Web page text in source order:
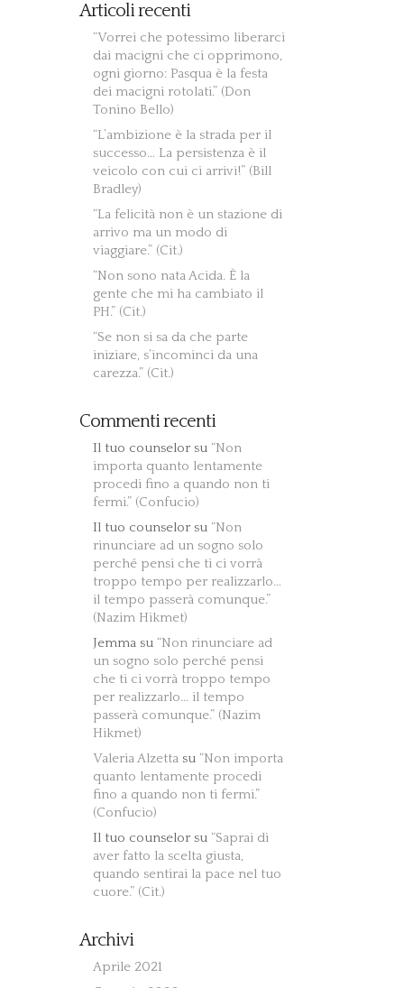
Articoli recenti
“Vorrei che potessimo liberarci
dai macigni che ci opprimono,
ogni giorno: Pasqua è la festa
dei macigni rotolati.” (Don
Tonino Bello)
“L’ambizione è la strada per il
successo… La persistenza è il
veicolo con cui ci arrivi!” (Bill
Bradley)
“La felicità non è un stazione di
arrivo ma un modo di
viaggiare.” (Cit.)
“Non sono nata Acida. È la
gente che mi ha cambiato il
PH.” (Cit.)
“Se non si sa da che parte
iniziare, s’incominci da una
carezza.” (Cit.)
Commenti recenti
Il tuo counselor su “Non
importa quanto lentamente
procedi fino a quando non ti
fermi.” (Confucio)
Il tuo counselor su “Non
rinunciare ad un sogno solo
perché pensi che ti ci vorrà
troppo tempo per realizzarlo…
il tempo passerà comunque.”
(Nazim Hikmet)
Jemma su “Non rinunciare ad
un sogno solo perché pensi
che ti ci vorrà troppo tempo
per realizzarlo… il tempo
passerà comunque.” (Nazim
Hikmet)
Valeria Alzetta su “Non importa
quanto lentamente procedi
fino a quando non ti fermi.”
(Confucio)
Il tuo counselor su “Saprai di
aver fatto la scelta giusta,
quando sentirai la pace nel tuo
cuore.” (Cit.)
Archivi
Aprile 2021